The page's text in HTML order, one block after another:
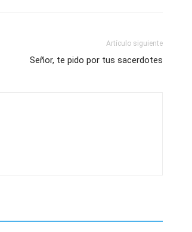
Artículo siguiente
Señor, te pido por tus sacerdotes